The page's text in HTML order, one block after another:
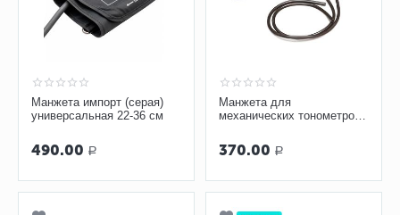
Манжета импорт (серая)
универсальная 22-36 см
490.00 Р
Манжета для
механических тонометров
370.00 Р